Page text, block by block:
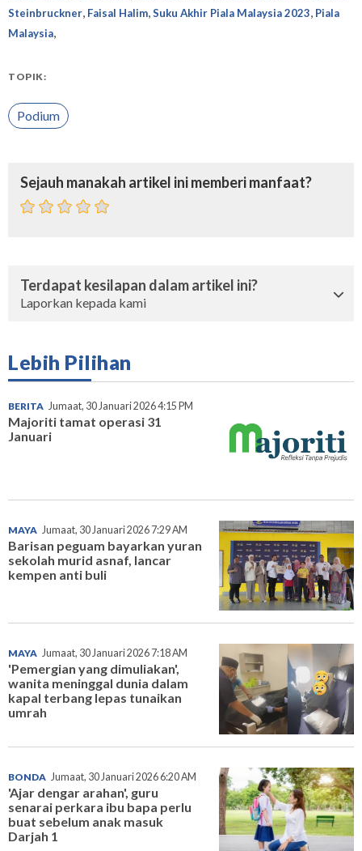
Steinbruckner, Faisal Halim,Suku Akhir Piala Malaysia 2023, Piala
Malaysia,
TOPIK:
Podium
Sejauh manakah artikel ini memberi manfaat?
Terdapat kesilapan dalam artikel ini?
Laporkan kepada kami
Lebih Pilihan
BERITA Jumaat, 30 Januari 2026 4:15 PM
Majoriti tamat operasi 31
Januari
MAYA Jumaat, 30 Januari 2026 7:29 AM
Barisan peguam bayarkan yuran
sekolah murid asnaf, lancar
kempen anti buli
MAYA Jumaat, 30 Januari 2026 7:18 AM
'Pemergian yang dimuliakan',
wanita meninggal dunia dalam
kapal terbang lepas tunaikan
umrah
BONDA Jumaat, 30 Januari 2026 6:20 AM
'Ajar dengar arahan', guru
senarai perkara ibu bapa perlu
buat sebelum anak masuk
Darjah 1